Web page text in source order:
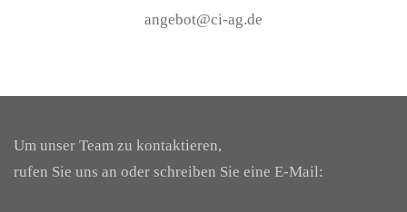
angebot@ci-ag.de
Um unser Team zu kontaktieren,
rufen Sie uns an oder schreiben Sie eine E-Mail: